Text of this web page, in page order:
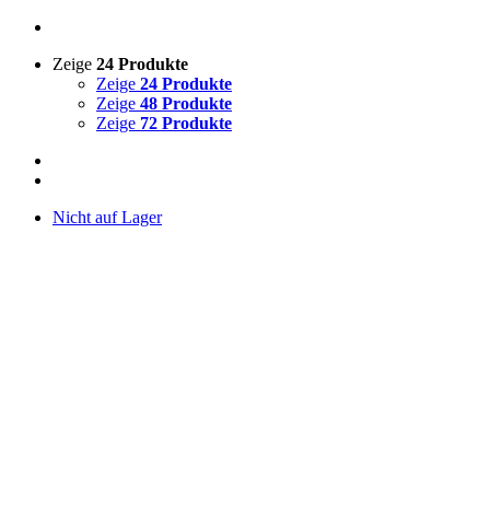
Zeige 24 Produkte
Zeige 24 Produkte
Zeige 48 Produkte
Zeige 72 Produkte
Nicht auf Lager